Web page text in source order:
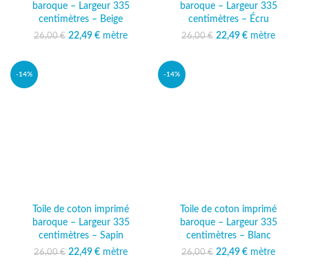
baroque – Largeur 335
centimètres – Beige
26,00€ Le prix initial était :
22,49 €
Le prix
mètre
baroque – Largeur 335
centimètres – Écru
26,00€ Le prix initial était :
22,49 €
Le prix
mètre
-14%
Toile de coton imprimé
baroque – Largeur 335
centimètres – Sapin
26,00€ Le prix initial était :
22,49 €
Le prix
mètre
-14%
Toile de coton imprimé
baroque – Largeur 335
centimètres – Blanc
26,00€ Le prix initial était :
22,49 €
Le prix
mètre